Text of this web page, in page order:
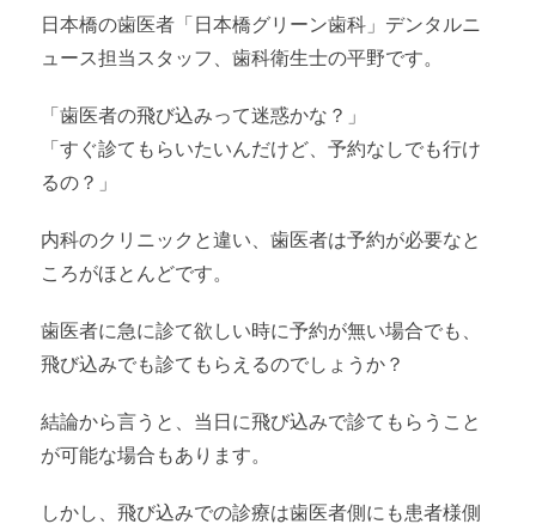
日本橋の歯医者「日本橋グリーン歯科」デンタルニ
ュース担当スタッフ、歯科衛生士の平野です。
「歯医者の飛び込みって迷惑かな？」
「すぐ診てもらいたいんだけど、予約なしでも行け
るの？」
内科のクリニックと違い、歯医者は予約が必要なと
ころがほとんどです。
歯医者に急に診て欲しい時に予約が無い場合でも、
飛び込みでも診てもらえるのでしょうか？
結論から言うと、当日に飛び込みで診てもらうこと
が可能な場合もあります。
しかし、飛び込みでの診療は歯医者側にも患者様側